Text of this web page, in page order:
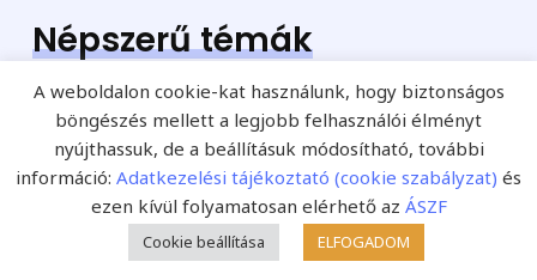
Népszerű témák
érettségi
A weboldalon cookie-kat használunk, hogy biztonságos
böngészés mellett a legjobb felhasználói élményt
nyújthassuk, de a beállításuk módosítható, további
információ: Adatkezelési tájékoztató (cookie szabályzat) és
ezen kívül folyamatosan elérhető az ÁSZF
Cookie beállítása ELFOGADOM